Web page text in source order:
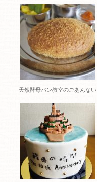
天然酵母パン教室のごあんない